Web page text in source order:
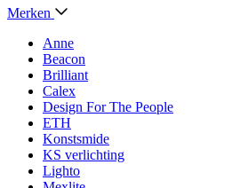
Merken
Anne
Beacon
Brilliant
Calex
Design For The People
ETH
Konstsmide
KS verlichting
Lighto